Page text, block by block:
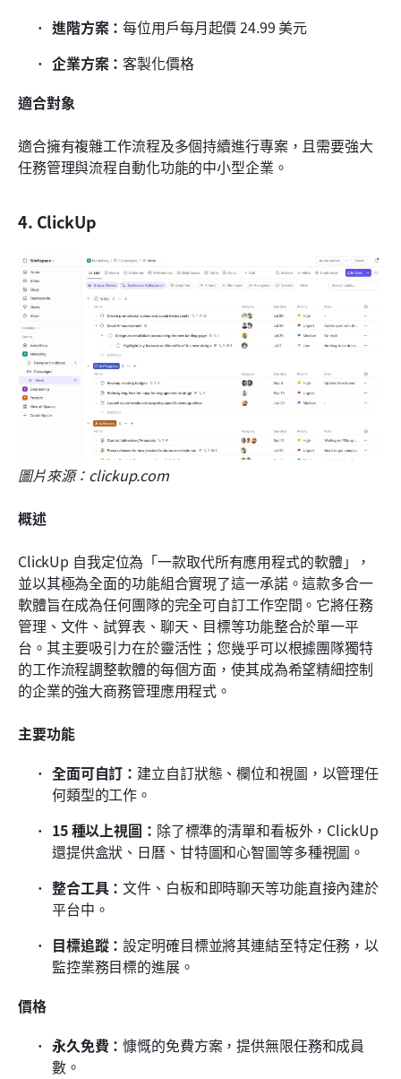
進階方案：每位用戶每月起價 24.99 美元
企業方案：客製化價格
適合對象
適合擁有複雜工作流程及多個持續進行專案，且需要強大
任務管理與流程自動化功能的中小型企業。
4. ClickUp
圖片來源：clickup.com
概述
ClickUp 自我定位為「一款取代所有應用程式的軟體」，
並以其極為全面的功能組合實現了這一承諾。這款多合一
軟體旨在成為任何團隊的完全可自訂工作空間。它將任務
管理、文件、試算表、聊天、目標等功能整合於單一平
台。其主要吸引力在於靈活性；您幾乎可以根據團隊獨特
的工作流程調整軟體的每個方面，使其成為希望精細控制
的企業的強大商務管理應用程式。
主要功能
全面可自訂： 建立自訂狀態、欄位和視圖，以管理任
何類型的工作。
15 種以上視圖： 除了標準的清單和看板外，ClickUp
還提供盒狀、日曆、甘特圖和心智圖等多種視圖。
整合工具：文件、白板和即時聊天等功能直接內建於
平台中。
目標追蹤：設定明確目標並將其連結至特定任務，以
監控業務目標的進展。
價格
永久免費：慷慨的免費方案，提供無限任務和成員
數。